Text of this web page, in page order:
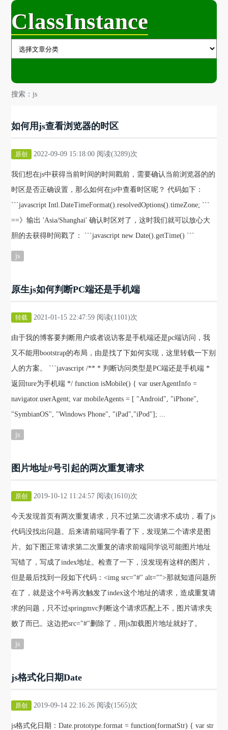
ClassInstance
搜索：js
如何用js查看浏览器的时区
原创 2022-09-09 15:18:00 阅读(3289)次
我们想在js中获得当前时间的时间戳前，需要确认当前浏览器的的
时区是否正确设置，那么如何在js中查看时区呢？ 代码如下：
```javascript Intl.DateTimeFormat().resolvedOptions().timeZone; ```
==》输出 'Asia/Shanghai' 确认时区对了，这时我们就可以放心大
胆的去获得时间戳了： ```javascript new Date().getTime() ```
js
原生js如何判断PC端还是手机端
转载 2021-01-15 22:47:59 阅读(1101)次
由于我的博客要判断用户或者说访客是手机端还是pc端访问，我
又不能用bootstrap的布局，由是找了下如何实现，这里转载一下别
人的方案。 ```javascript /** * 判断访问类型是PC端还是手机端 *
返回ture为手机端 */ function isMobile() { var userAgentInfo =
navigator.userAgent; var mobileAgents = [ "Android", "iPhone",
"SymbianOS", "Windows Phone", "iPad","iPod"]; ...
js
图片地址#号引起的两次重复请求
原创 2019-10-12 11:24:57 阅读(1610)次
今天发现首页有两次重复请求，只不过第二次请求不成功，看了js
代码没找出问题。后来请前端同学看了下，发现第二个请求是图
片。如下图正常请求第二次重复的请求前端同学说可能图片地址
写错了，写成了index地址。检查了一下，没发现有这样的图片，
但是最后找到一段如下代码：<img src="#" alt="">那就知道问题所
在了，就是这个#号再次触发了index这个地址的请求，造成重复请
求的问题，只不过springmvc判断这个请求匹配上不，图片请求失
败了而已。这边把src="#"删除了，用js加载图片地址就好了。
js
js格式化日期Date
原创 2019-09-14 22:16:26 阅读(1565)次
js格式化日期：Date.prototype.format = function(formatStr) { var str